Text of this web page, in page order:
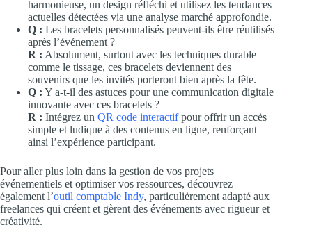
harmonieuse, un design réfléchi et utilisez les tendances
actuelles détectées via une analyse marché approfondie.
Q : Les bracelets personnalisés peuvent-ils être réutilisés
après l’événement ?
R : Absolument, surtout avec les techniques durable
comme le tissage, ces bracelets deviennent des
souvenirs que les invités porteront bien après la fête.
Q : Y a-t-il des astuces pour une communication digitale
innovante avec ces bracelets ?
R : Intégrez un QR code interactifpour offrir un accès
simple et ludique à des contenus en ligne, renforçant
ainsi l’expérience participant.
Pour aller plus loin dans la gestion de vos projets
événementiels et optimiser vos ressources, découvrez
également l’outil comptable Indy, particulièrement adapté aux
freelances qui créent et gèrent des événements avec rigueur et
créativité.